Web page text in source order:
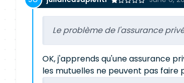
Le problème de l'assurance
OK, j'apprends qu'une assurance
les mutuelles ne peuvent pas faire